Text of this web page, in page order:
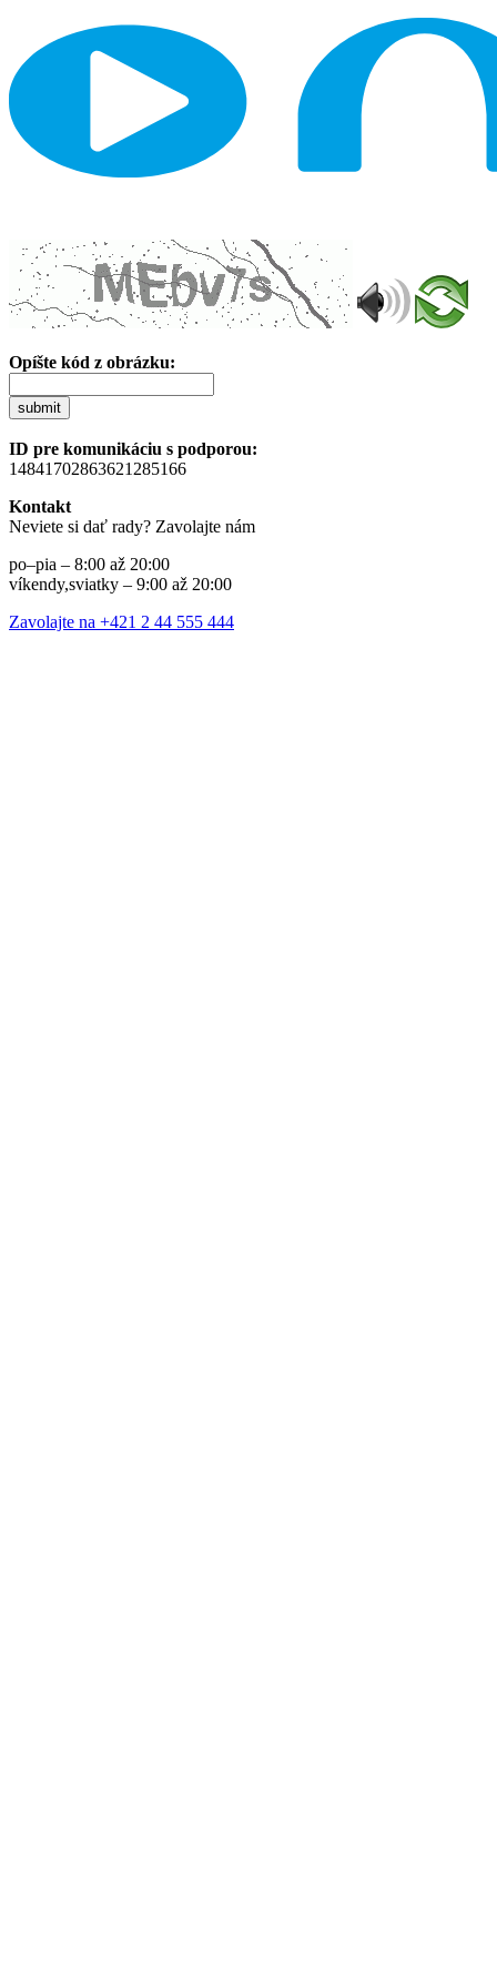
Opíšte kód z obrázku:
submit
ID pre komunikáciu s podporou:
14841702863621285166
Kontakt
Neviete si dať rady? Zavolajte nám
po–pia – 8:00 až 20:00
víkendy,sviatky – 9:00 až 20:00
Zavolajte na +421 2 44 555 444